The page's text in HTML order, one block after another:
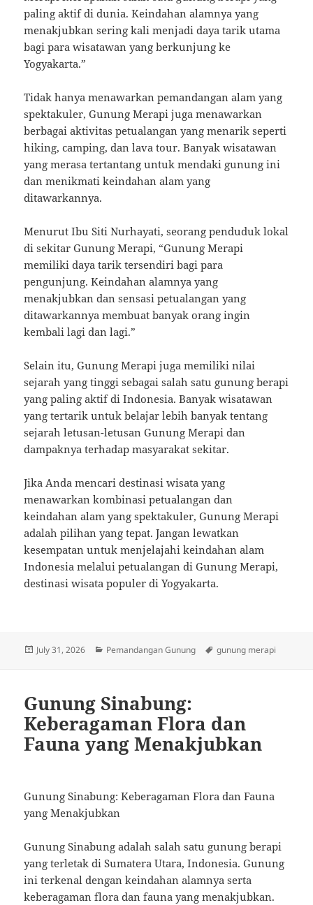
paling aktif di dunia. Keindahan alamnya yang
menakjubkan sering kali menjadi daya tarik utama
bagi para wisatawan yang berkunjung ke
Yogyakarta.”
Tidak hanya menawarkan pemandangan alam yang
spektakuler, Gunung Merapi juga menawarkan
berbagai aktivitas petualangan yang menarik seperti
hiking, camping, dan lava tour. Banyak wisatawan
yang merasa tertantang untuk mendaki gunung ini
dan menikmati keindahan alam yang
ditawarkannya.
Menurut Ibu Siti Nurhayati, seorang penduduk lokal
di sekitar Gunung Merapi, “Gunung Merapi
memiliki daya tarik tersendiri bagi para
pengunjung. Keindahan alamnya yang
menakjubkan dan sensasi petualangan yang
ditawarkannya membuat banyak orang ingin
kembali lagi dan lagi.”
Selain itu, Gunung Merapi juga memiliki nilai
sejarah yang tinggi sebagai salah satu gunung berapi
yang paling aktif di Indonesia. Banyak wisatawan
yang tertarik untuk belajar lebih banyak tentang
sejarah letusan-letusan Gunung Merapi dan
dampaknya terhadap masyarakat sekitar.
Jika Anda mencari destinasi wisata yang
menawarkan kombinasi petualangan dan
keindahan alam yang spektakuler, Gunung Merapi
adalah pilihan yang tepat. Jangan lewatkan
kesempatan untuk menjelajahi keindahan alam
Indonesia melalui petualangan di Gunung Merapi,
destinasi wisata populer di Yogyakarta.
Posted
July 31, 2026 Categories
Pemandangan Gunung Tags
gunung merapi
Gunung Sinabung:
Keberagaman Flora dan
Fauna yang Menakjubkan
Gunung Sinabung: Keberagaman Flora dan Fauna
yang Menakjubkan
Gunung Sinabung adalah salah satu gunung berapi
yang terletak di Sumatera Utara, Indonesia. Gunung
ini terkenal dengan keindahan alamnya serta
keberagaman flora dan fauna yang menakjubkan.